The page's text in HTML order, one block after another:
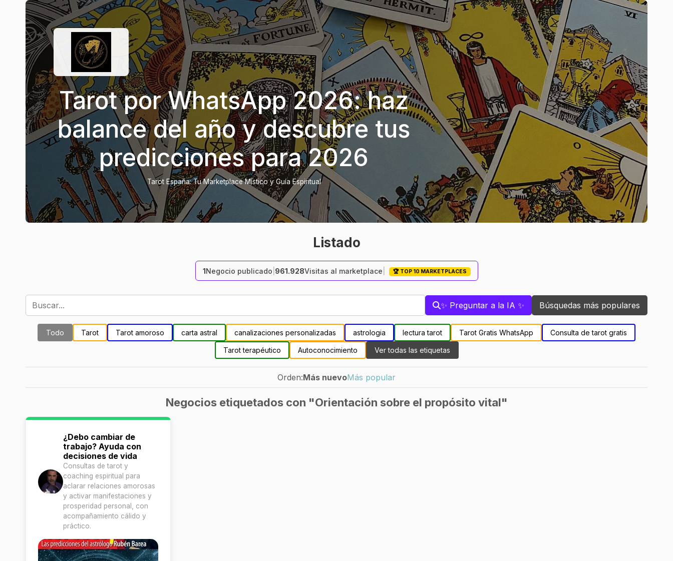
Tarot por WhatsApp 2026: haz
balance del año y descubre tus
predicciones para 2026
Tarot España: Tu Marketplace Místico y Guía Espiritual
Listado
1Negocio publicado 961.928Visitas al marketplace 🏆 TOP 10 MARKETPLACES
✨ Preguntar a la IA ✨ Búsquedas más populares
Todo Tarot Tarot amoroso carta astral canalizaciones personalizadas astrologia lectura tarot Tarot Gratis WhatsApp Consulta de tarot gratis
Tarot terapéutico Autoconocimiento Ver todas las etiquetas
Orden:Más nuevoMás popular
Negocios etiquetados con "Orientación sobre el propósito vital"
¿Debo cambiar de
trabajo? Ayuda con
decisiones de vida
Consultas de tarot y
coaching espiritual para
aclarar relaciones amorosas
y activar manifestaciones y
prosperidad personal, con
acompañamiento cálido y
práctico.